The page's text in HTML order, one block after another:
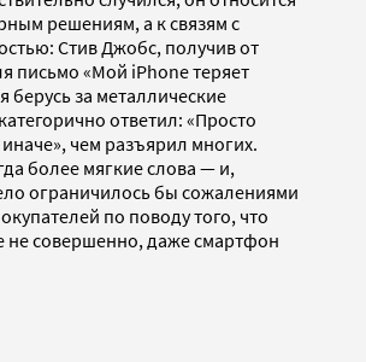
решениям, а к связям с
Стив Джобс, получив от
письмо «Мой iPhone теряет
берусь за металлические
ответил: «Просто
чем разъярил многих.
более мягкие слова — и,
ограничилось бы сожалениями
по поводу того, что
не совершенно, даже смартфон